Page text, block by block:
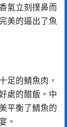
氣立刻撲鼻而
美的逼出了魚
足的鯖魚肉，
處的醋飯。中
平衡了鯖魚的
。